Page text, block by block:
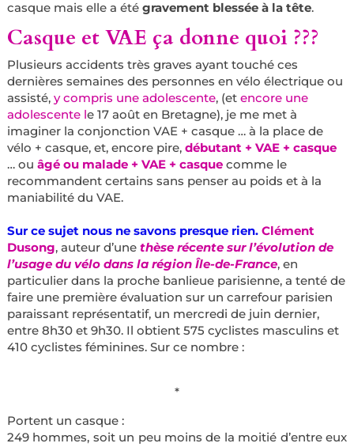
casque mais elle a été gravement blessée à la tête.
Casque et VAE ça donne quoi ???
Plusieurs accidents très graves ayant touché ces
dernières semaines des personnes en vélo électrique ou
assisté, y compris une adolescente, (et encore une
adolescente le 17 août en Bretagne), je me met à
imaginer la conjonction VAE + casque … à la place de
vélo + casque, et, encore pire, débutant + VAE + casque
… ou âgé ou malade + VAE + casquecomme le
recommandent certains sans penser au poids et à la
maniabilité du VAE.
Sur ce sujet nous ne savons presque rien. Clément
Dusong, auteur d’une thèse récente sur l’évolution de
l’usage du vélo dans la région Île-de-France, en
particulier dans la proche banlieue parisienne, a tenté de
faire une première évaluation sur un carrefour parisien
paraissant représentatif, un mercredi de juin dernier,
entre 8h30 et 9h30. Il obtient 575 cyclistes masculins et
410 cyclistes féminines. Sur ce nombre :
*
Portent un casque :
249 hommes, soit un peu moins de la moitié d’entre eux